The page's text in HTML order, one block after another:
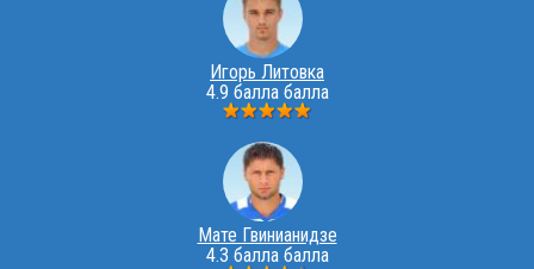
Игорь Литовка
4.9 балла балла
Мате Гвинианидзе
4.3 балла балла